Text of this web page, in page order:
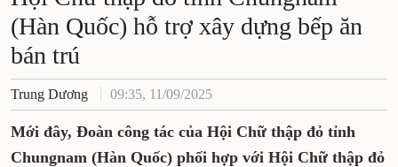
Hội Chữ thập đỏ tỉnh
Chungnam (Hàn Quốc) hỗ trợ
xây dựng bếp ăn bán trú
Trung Dương 09:35, 11/09/2025
Mới đây, Đoàn công tác của Hội Chữ thập đỏ